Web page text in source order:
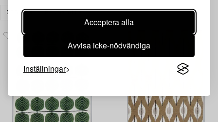
Acceptera alla
Avvisa icke-nödvändiga
Inställningar
DESIGN